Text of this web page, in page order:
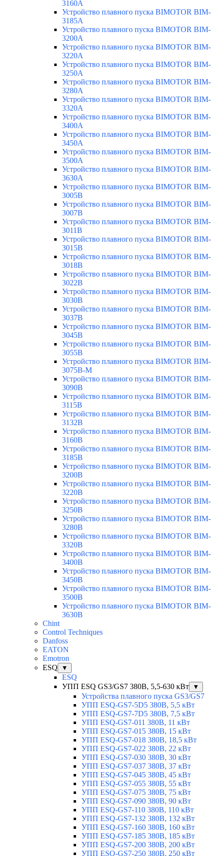
3160A
Устройство плавного пуска BIMOTOR BIM-
3185A
Устройство плавного пуска BIMOTOR BIM-
3200A
Устройство плавного пуска BIMOTOR BIM-
3220A
Устройство плавного пуска BIMOTOR BIM-
3250A
Устройство плавного пуска BIMOTOR BIM-
3280A
Устройство плавного пуска BIMOTOR BIM-
3320A
Устройство плавного пуска BIMOTOR BIM-
3400A
Устройство плавного пуска BIMOTOR BIM-
3450A
Устройство плавного пуска BIMOTOR BIM-
3500A
Устройство плавного пуска BIMOTOR BIM-
3630A
Устройство плавного пуска BIMOTOR BIM-
3005B
Устройство плавного пуска BIMOTOR BIM-
3007B
Устройство плавного пуска BIMOTOR BIM-
3011B
Устройство плавного пуска BIMOTOR BIM-
3015B
Устройство плавного пуска BIMOTOR BIM-
3018B
Устройство плавного пуска BIMOTOR BIM-
3022B
Устройство плавного пуска BIMOTOR BIM-
3030B
Устройство плавного пуска BIMOTOR BIM-
3037B
Устройство плавного пуска BIMOTOR BIM-
3045B
Устройство плавного пуска BIMOTOR BIM-
3055B
Устройство плавного пуска BIMOTOR BIM-
3075B-M
Устройство плавного пуска BIMOTOR BIM-
3090B
Устройство плавного пуска BIMOTOR BIM-
3115B
Устройство плавного пуска BIMOTOR BIM-
3132B
Устройство плавного пуска BIMOTOR BIM-
3160B
Устройство плавного пуска BIMOTOR BIM-
3185B
Устройство плавного пуска BIMOTOR BIM-
3200B
Устройство плавного пуска BIMOTOR BIM-
3220B
Устройство плавного пуска BIMOTOR BIM-
3250B
Устройство плавного пуска BIMOTOR BIM-
3280B
Устройство плавного пуска BIMOTOR BIM-
3320B
Устройство плавного пуска BIMOTOR BIM-
3400B
Устройство плавного пуска BIMOTOR BIM-
3450B
Устройство плавного пуска BIMOTOR BIM-
3500B
Устройство плавного пуска BIMOTOR BIM-
3630B
Chint
Control Techniques
Danfoss
EATON
Emotron
ESQ
▼
ESQ
УПП ESQ GS3/GS7 380В, 5,5-630 кВт
▼
Устройства плавного пуска GS3/GS7
УПП ESQ-GS7-5D5 380В, 5,5 кВт
УПП ESQ-GS7-7D5 380В, 7,5 кВт
УПП ESQ-GS7-011 380В, 11 кВт
УПП ESQ-GS7-015 380В, 15 кВт
УПП ESQ-GS7-018 380В, 18,5 кВт
УПП ESQ-GS7-022 380В, 22 кВт
УПП ESQ-GS7-030 380В, 30 кВт
УПП ESQ-GS7-037 380В, 37 кВт
УПП ESQ-GS7-045 380В, 45 кВт
УПП ESQ-GS7-055 380В, 55 кВт
УПП ESQ-GS7-075 380В, 75 кВт
УПП ESQ-GS7-090 380В, 90 кВт
УПП ESQ-GS7-110 380В, 110 кВт
УПП ESQ-GS7-132 380В, 132 кВт
УПП ESQ-GS7-160 380В, 160 кВт
УПП ESQ-GS7-185 380В, 185 кВт
УПП ESQ-GS7-200 380В, 200 кВт
УПП ESQ-GS7-250 380В, 250 кВт